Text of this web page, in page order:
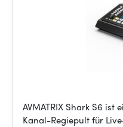
AVMATRIX Shark S6
Kanal-Regiepult für